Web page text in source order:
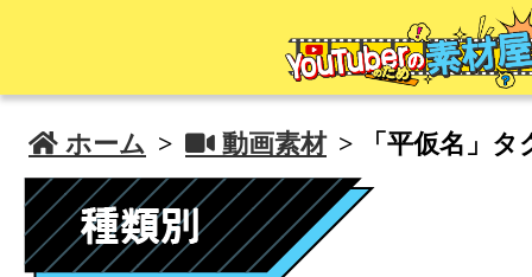
 ホーム >  動画素材 > 「平仮名」タ